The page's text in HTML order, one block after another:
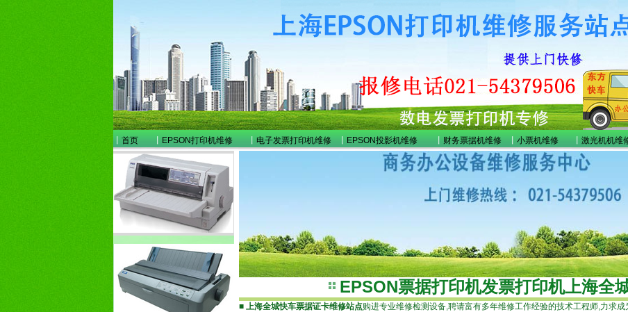
首页 EPSON打印机维修 电子发票打印机维修 EPSON投影机维修 财务票据机维修 小票机维修 激光机机维
EPSON票据打印机发票打印机上海全
■ 上海全城快车票据证卡维修站点购进专业维修检测设备,聘请富有多年维修工作经验的技术工程师,力求